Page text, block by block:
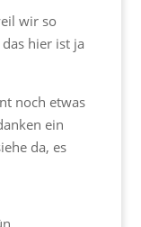
wir so
hier ist ja
noch etwas
ein
da, es